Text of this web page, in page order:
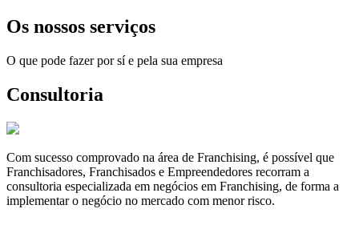
Os nossos serviços
O que pode fazer por sí e pela sua empresa
Consultoria
Com sucesso comprovado na área de Franchising, é possível que
Franchisadores, Franchisados e Empreendedores recorram a
consultoria especializada em negócios em Franchising, de forma a
implementar o negócio no mercado com menor risco.